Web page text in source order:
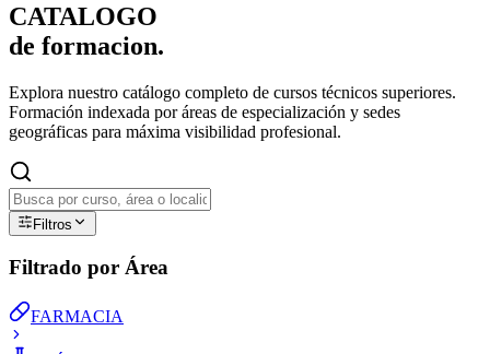
CATALOGO
de formacion.
Explora nuestro catálogo completo de cursos técnicos superiores.
Formación indexada por áreas de especialización y sedes
geográficas para máxima visibilidad profesional.
Filtros
Filtrado por Área
FARMACIA